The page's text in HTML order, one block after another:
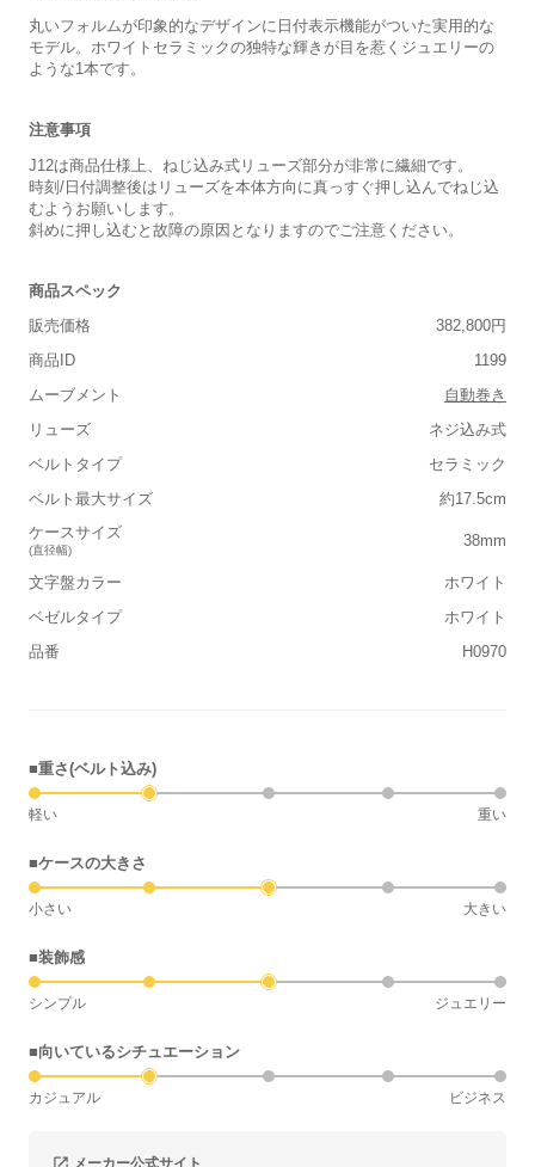
丸いフォルムが印象的なデザインに日付表示機能がついた実用的な
モデル。ホワイトセラミックの独特な輝きが目を惹くジュエリーの
ような1本です。
注意事項
J12は商品仕様上、ねじ込み式リューズ部分が非常に繊細です。
時刻/日付調整後はリューズを本体方向に真っすぐ押し込んでねじ込
むようお願いします。
斜めに押し込むと故障の原因となりますのでご注意ください。
商品スペック
販売価格
382,800円
商品ID
1199
ムーブメント
自動巻き
リューズ
ネジ込み式
ベルトタイプ
セラミック
ベルト最大サイズ
約17.5cm
ケースサイズ
(直径幅)
38mm
文字盤カラー
ホワイト
ベゼルタイプ
ホワイト
品番
H0970
■重さ(ベルト込み)
軽い 重い
■ケースの大きさ
小さい 大きい
■装飾感
シンプル ジュエリー
■向いているシチュエーション
カジュアル ビジネス
メーカー公式サイト